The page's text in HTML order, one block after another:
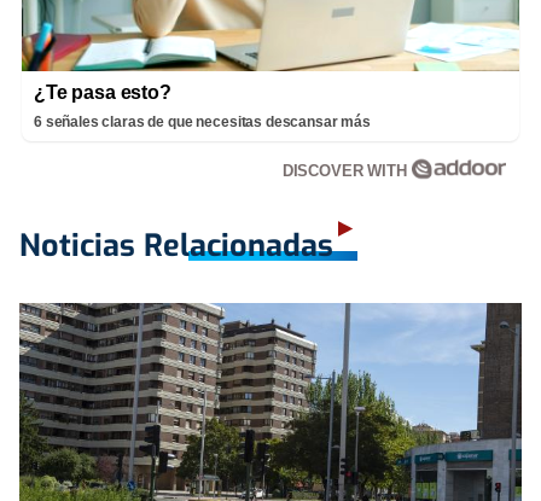
¿Te pasa esto?
6 señales claras de que necesitas descansar más
DISCOVER WITH
Noticias Relacionadas